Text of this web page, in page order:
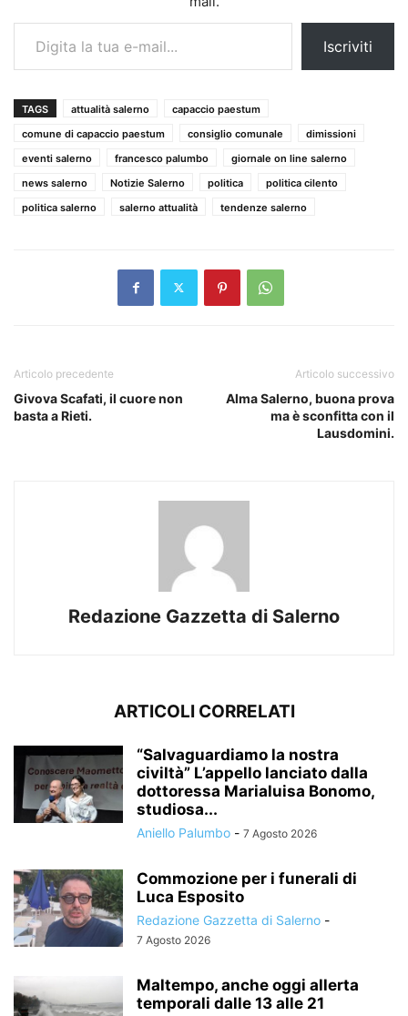
Digita la tua e-mail...
Iscriviti
TAGS attualità salerno
capaccio paestum
comune di capaccio paestum
consiglio comunale
dimissioni
eventi salerno
francesco palumbo
giornale on line salerno
news salerno
Notizie Salerno politica
politica cilento
politica salerno
salerno attualità tendenze salerno
Articolo precedente
Givova Scafati, il cuore non
basta a Rieti.
Articolo successivo
Alma Salerno, buona prova
ma è sconfitta con il
Lausdomini.
Redazione Gazzetta di Salerno
ARTICOLI CORRELATI
“Salvaguardiamo la nostra
civiltà” L’appello lanciato dalla
dottoressa Marialuisa Bonomo,
studiosa...
Aniello Palumbo - 7 Agosto 2026
Commozione per i funerali di
Luca Esposito
Redazione Gazzetta di Salerno -
7 Agosto 2026
Maltempo, anche oggi allerta
temporali dalle 13 alle 21